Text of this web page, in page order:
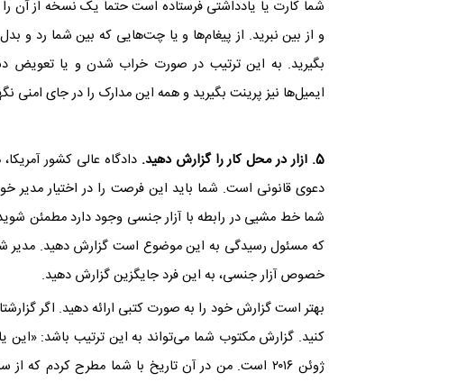
شما کارت یا یادداشتی فرستاده است حتماً یک نسخه از آن
و از بین نبرید. از پیغام‌ها و یا چت‌هایی که بین شما رد و
بگیرید. به این ترتیب در صورت خراب شدن و یا تعویض
ایمیل‌ها نیز پرینت بگیرید و همه این مدارک را در جای امنی
5. آزار در محل کار را گزارش دهید.
دادگاه عالی کشور
دعوی قانونی است. شما باید این فرصت را در اختیار مدیر
شما خط مشیی در رابطه با آزار جنسی وجود دارد مطمئن
که مسئول رسیدگی به این موضوع است گزارش ‌دهید. مدیر
خصوص آزار جنسی، به این فرد جایگزین گزارش دهید.
بهتر است گزارش خود را به صورت کتبی ارائه دهید. اگر
ژوئن ۲۰۱۶ است. من در آن تاریخ با شما مطرح کردم که